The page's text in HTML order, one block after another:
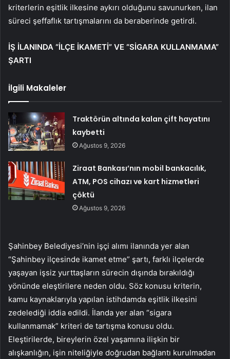
kriterlerin eşitlik ilkesine aykırı olduğunu savunurken, ilan
süreci şeffaflık tartışmalarını da beraberinde getirdi.
İŞ İLANINDA “İLÇE İKAMETİ” VE “SİGARA KULLANMAMA”
ŞARTI
İlgili Makaleler
Traktörün altında kalan çift hayatını
kaybetti
Ağustos 9, 2026
Ziraat Bankası’nın mobil bankacılık,
ATM, POS cihazı ve kart hizmetleri
çöktü
Ağustos 9, 2026
Şahinbey Belediyesi’nin işçi alımı ilanında yer alan
“Şahinbey ilçesinde ikamet etme” şartı, farklı ilçelerde
yaşayan işsiz yurttaşların sürecin dışında bırakıldığı
yönünde eleştirilere neden oldu. Söz konusu kriterin,
kamu kaynaklarıyla yapılan istihdamda eşitlik ilkesini
zedelediği iddia edildi. İlanda yer alan “sigara
kullanmamak” kriteri de tartışma konusu oldu.
Eleştirilerde, bireylerin özel yaşamına ilişkin bir
alışkanlığın, işin niteliğiyle doğrudan bağlantı kurulmadan